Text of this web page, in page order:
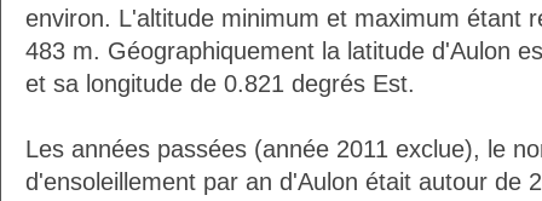
environ. L'altitude minimum et maximum étant
483 m. Géographiquement la latitude d'Aulon
et sa longitude de 0.821 degrés Est.
Les années passées (année 2011 exclue), le
d'ensoleillement par an d'Aulon était autour de